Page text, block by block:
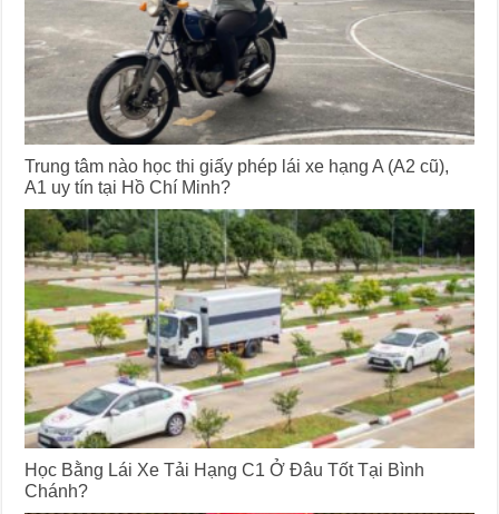
Trung tâm nào học thi giấy phép lái xe hạng A (A2 cũ),
A1 uy tín tại Hồ Chí Minh?
Học Bằng Lái Xe Tải Hạng C1 Ở Đâu Tốt Tại Bình
Chánh?